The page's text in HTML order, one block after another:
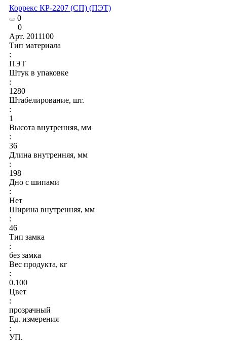
Коррекс КР-2207 (СП) (ПЭТ)
0
0
Арт. 2011100
Тип материала
:
ПЭТ
Штук в упаковке
:
1280
Штабелирование, шт.
:
1
Высота внутренняя, мм
:
36
Длина внутренняя, мм
:
198
Дно с шипами
:
Нет
Ширина внутренняя, мм
:
46
Тип замка
:
без замка
Вес продукта, кг
:
0.100
Цвет
:
прозрачный
Ед. измерения
:
УП.